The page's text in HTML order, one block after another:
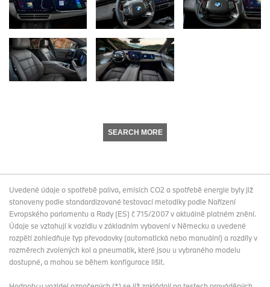
SEARCH MORE
Uvedené údaje o spotřebě paliva, emisích CO2 a spotřebě energie byly již
stanoveny podle standardizované testovací metodiky podle Nařízení
Evropského parlamentu a Rady (ES) č 715/2007 v aktuálně platném znění.
Údaje se vztahují k vozidlu v základním vybavení v Německu a uvedené
rozpětí zohledňuje typ převodovky (automatická nebo manuální) a rozdíly v
rozměrech zvolených kol a pneumatik, které jsou u vybraného modelu
dostupné, a mohou se během konfigurace lišit.